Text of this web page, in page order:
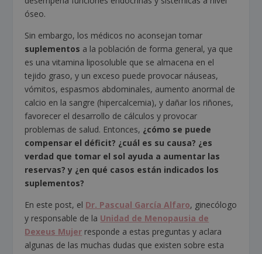
óseo.
Sin embargo, los médicos no aconsejan tomar
suplementos a la población de forma general, ya que
es una vitamina liposoluble que se almacena en el
tejido graso, y un exceso puede provocar náuseas,
vómitos, espasmos abdominales, aumento anormal de
calcio en la sangre (hipercalcemia), y dañar los riñones,
favorecer el desarrollo de cálculos y provocar
problemas de salud. Entonces, ¿cómo se puede
compensar el déficit? ¿cuál es su causa? ¿es
verdad que tomar el sol ayuda a aumentar las
reservas? y ¿en qué casos están indicados los
suplementos?
En este post, el Dr. Pascual García Alfaro, ginecólogo
y responsable de la Unidad de Menopausia de
Dexeus Mujer responde a estas preguntas y aclara
algunas de las muchas dudas que existen sobre esta